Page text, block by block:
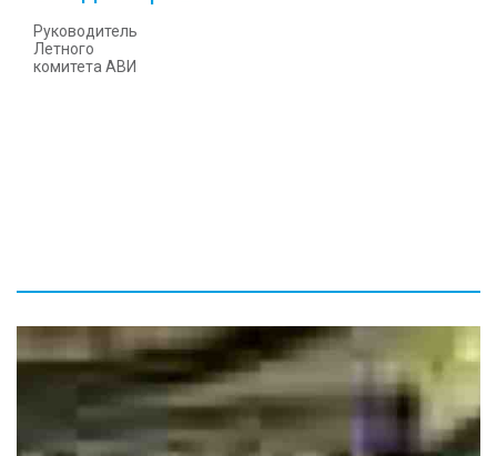
Руководитель
Летного
комитета АВИ